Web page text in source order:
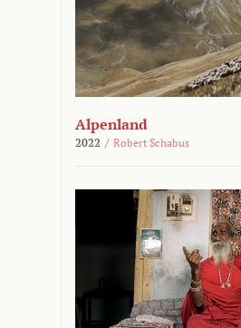
Alpenland
2022 / Robert Schabus